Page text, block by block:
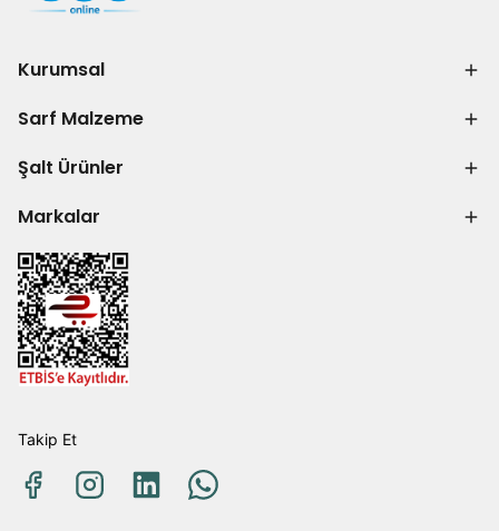
Kurumsal
Sarf Malzeme
Şalt Ürünler
Markalar
Takip Et